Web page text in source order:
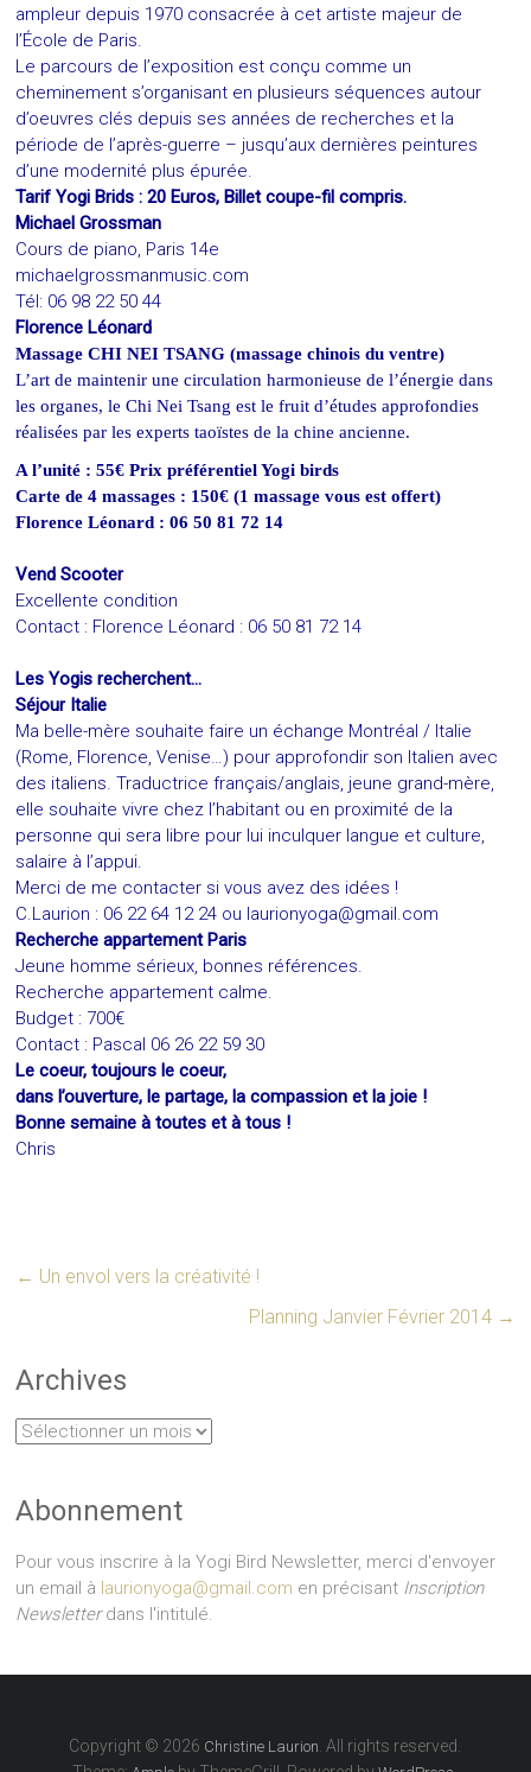
ampleur depuis 1970 consacrée à cet artiste majeur de
l’École de Paris.
Le parcours de l’exposition est conçu comme un
cheminement s’organisant en plusieurs séquences autour
d’oeuvres clés depuis ses années de recherches et la
période de l’après-guerre – jusqu’aux dernières peintures
d’une modernité plus épurée.
Tarif Yogi Brids : 20 Euros, Billet coupe-fil compris.
Michael Grossman
Cours de piano, Paris 14e
michaelgrossmanmusic.com
Tél: 06 98 22 50 44
Florence Léonard
Massage CHI NEI TSANG (massage chinois du ventre)
L’art de maintenir une circulation harmonieuse de l’énergie dans
les organes, le Chi Nei Tsang est le fruit d’études approfondies
réalisées par les experts taoïstes de la chine ancienne.
A l’unité : 55€ Prix préférentiel Yogi birds
Carte de 4 massages : 150€ (1 massage vous est offert)
Florence Léonard : 06 50 81 72 14
Vend Scooter
Excellente condition
Contact : Florence Léonard : 06 50 81 72 14
Les Yogis recherchent…
Séjour Italie
Ma belle-mère souhaite faire un échange Montréal / Italie
(Rome, Florence, Venise…) pour approfondir son Italien avec
des italiens. Traductrice français/anglais, jeune grand-mère,
elle souhaite vivre chez l’habitant ou en proximité de la
personne qui sera libre pour lui inculquer langue et culture,
salaire à l’appui.
Merci de me contacter si vous avez des idées !
C.Laurion : 06 22 64 12 24 ou laurionyoga@gmail.com
Recherche appartement Paris
Jeune homme sérieux, bonnes références.
Recherche appartement calme.
Budget : 700€
Contact : Pascal 06 26 22 59 30
Le coeur, toujours le coeur,
dans l’ouverture, le partage, la compassion et la joie !
Bonne semaine à toutes et à tous !
Chris
← Un envol vers la créativité !
Planning Janvier Février 2014 →
Archives
Archives
Abonnement
Pour vous inscrire à la Yogi Bird Newsletter, merci d'envoyer
un email à laurionyoga@gmail.com en précisant Inscription
Newsletterdans l'intitulé.
Copyright © 2026 Christine Laurion . All rights reserved.